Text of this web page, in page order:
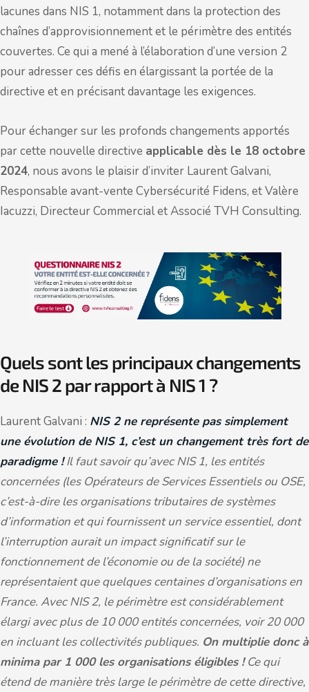
lacunes dans NIS 1, notamment dans la protection des
chaînes d’approvisionnement et le périmètre des entités
couvertes. Ce qui a mené à l’élaboration d’une version 2
pour adresser ces défis en élargissant la portée de la
directive et en précisant davantage les exigences.
Pour échanger sur les profonds changements apportés
par cette nouvelle directive applicable dès le 18 octobre
2024, nous avons le plaisir d’inviter Laurent Galvani,
Responsable avant-vente Cybersécurité Fidens, et Valère
Iacuzzi, Directeur Commercial et Associé TVH Consulting.
Quels sont les principaux changements
de NIS 2 par rapport à NIS 1 ?
Laurent Galvani : NIS 2 ne représente pas simplement
une évolution de NIS 1, c’est un changement très fort de
paradigme !Il faut savoir qu’avec NIS 1, les entités
concernées (les Opérateurs de Services Essentiels ou OSE,
c’est-à-dire les organisations tributaires de systèmes
d’information et qui fournissent un service essentiel, dont
l’interruption aurait un impact significatif sur le
fonctionnement de l’économie ou de la société) ne
représentaient que quelques centaines d’organisations en
France. Avec NIS 2, le périmètre est considérablement
élargi avec plus de 10 000 entités concernées, voir 20 000
en incluant les collectivités publiques. On multiplie donc à
minima par 1 000 les organisations éligibles !Ce qui
étend de manière très large le périmètre de cette directive,